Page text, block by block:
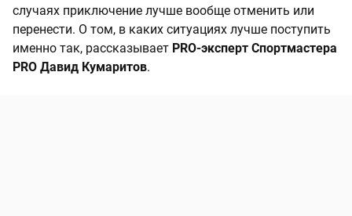
случаях приключение лучше вообще отменить или
перенести. О том, в каких ситуациях лучше поступить
именно так, рассказывает PRO-эксперт Спортмастера
PRO Давид Кумаритов.